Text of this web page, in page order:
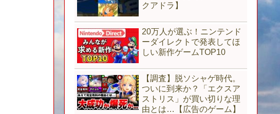
クアドラ】
20万人が選ぶ！ニンテンド
ーダイレクトで発表してほ
しい新作ゲームTOP10
【調査】脱ソシャゲ時代。
ついに到来か？「エクスア
ストリス」が買い切りな理
由とは…【広告のゲーム】